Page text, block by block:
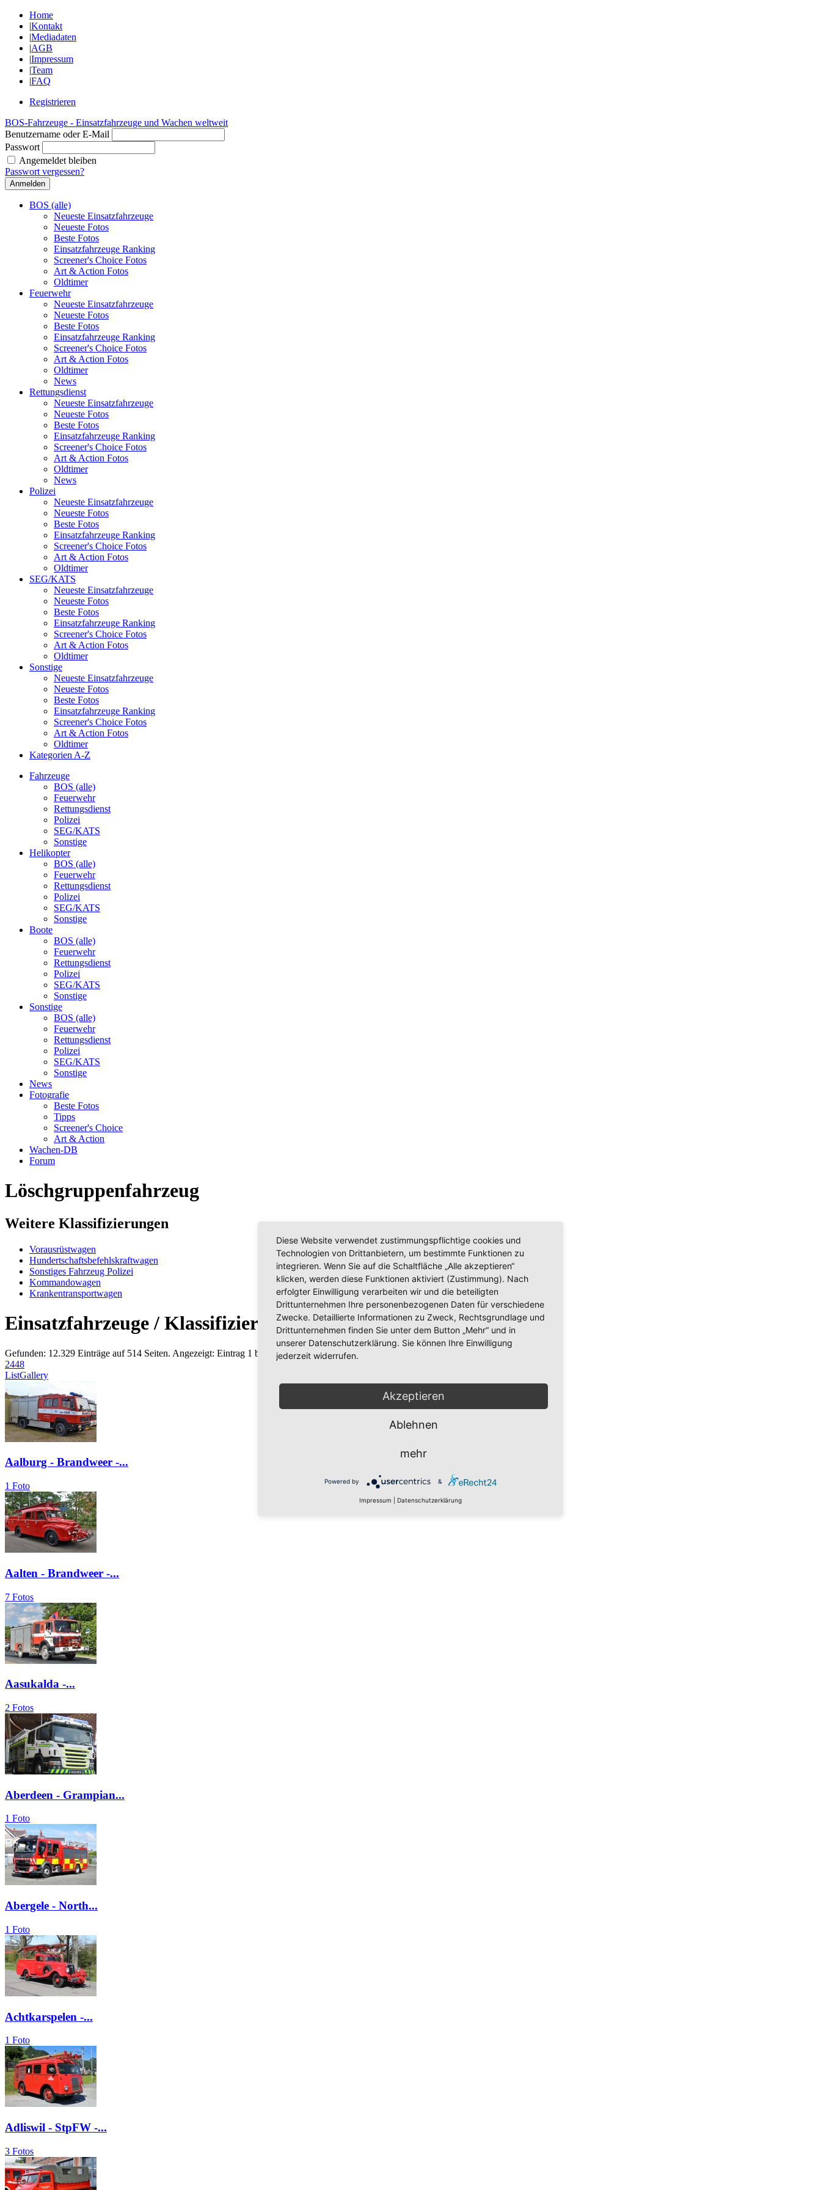
Home
|Kontakt
|Mediadaten
|AGB
|Impressum
|Team
|FAQ
Registrieren
BOS-Fahrzeuge - Einsatzfahrzeuge und Wachen weltweit
Benutzername oder E-Mail
Passwort
Angemeldet bleiben
Passwort vergessen?
BOS (alle)
Neueste Einsatzfahrzeuge
Neueste Fotos
Beste Fotos
Einsatzfahrzeuge Ranking
Screener's Choice Fotos
Art & Action Fotos
Oldtimer
Feuerwehr
Neueste Einsatzfahrzeuge
Neueste Fotos
Beste Fotos
Einsatzfahrzeuge Ranking
Screener's Choice Fotos
Art & Action Fotos
Oldtimer
News
Rettungsdienst
Neueste Einsatzfahrzeuge
Neueste Fotos
Beste Fotos
Einsatzfahrzeuge Ranking
Screener's Choice Fotos
Art & Action Fotos
Oldtimer
News
Polizei
Neueste Einsatzfahrzeuge
Neueste Fotos
Beste Fotos
Einsatzfahrzeuge Ranking
Screener's Choice Fotos
Art & Action Fotos
Oldtimer
SEG/KATS
Neueste Einsatzfahrzeuge
Neueste Fotos
Beste Fotos
Einsatzfahrzeuge Ranking
Screener's Choice Fotos
Art & Action Fotos
Oldtimer
Sonstige
Neueste Einsatzfahrzeuge
Neueste Fotos
Beste Fotos
Einsatzfahrzeuge Ranking
Screener's Choice Fotos
Art & Action Fotos
Oldtimer
Kategorien A-Z
Fahrzeuge
BOS (alle)
Feuerwehr
Rettungsdienst
Polizei
SEG/KATS
Sonstige
Helikopter
BOS (alle)
Feuerwehr
Rettungsdienst
Polizei
SEG/KATS
Sonstige
Boote
BOS (alle)
Feuerwehr
Rettungsdienst
Polizei
SEG/KATS
Sonstige
Sonstige
BOS (alle)
Feuerwehr
Rettungsdienst
Polizei
SEG/KATS
Sonstige
News
Fotografie
Beste Fotos
Tipps
Screener's Choice
Art & Action
Wachen-DB
Forum
Löschgruppenfahrzeug
Weitere Klassifizierungen
Vorausrüstwagen
Hundertschaftsbefehlskraftwagen
Sonstiges Fahrzeug Polizei
Kommandowagen
Krankentransportwagen
Einsatzfahrzeuge / Klassifizierung: Löschgruppenfahrzeug
Gefunden: 12.329 Einträge auf 514 Seiten. Angezeigt: Eintrag 1 bis 24.
2448
ListGallery
Aalburg - Brandweer -...
1 Foto
Aalten - Brandweer -...
7 Fotos
Aasukalda -...
2 Fotos
Aberdeen - Grampian...
1 Foto
Abergele - North...
1 Foto
Achtkarspelen -...
1 Foto
Adliswil - StpFW -...
3 Fotos
Diese Website verwendet zustimmungspflichtige cookies und
Technologien von Drittanbietern, um bestimmte Funktionen zu
integrieren. Wenn Sie auf die Schaltfläche „Alle akzeptieren“
klicken, werden diese Funktionen aktiviert (Zustimmung). Nach
erfolgter Einwilligung verarbeiten wir und die beteiligten
Drittunternehmen Ihre personenbezogenen Daten für verschiedene
Zwecke. Detaillierte Informationen zu Zweck, Rechtsgrundlage und
Drittunternehmen finden Sie unter dem Button „Mehr“ und in
unserer Datenschutzerklärung. Sie können Ihre Einwilligung
jederzeit widerrufen.
Akzeptieren
Ablehnen
mehr
Powered by &
Impressum Datenschutzerklärung